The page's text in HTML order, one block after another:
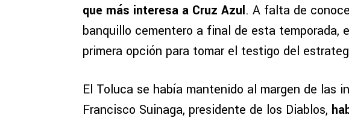
que más interesa a Cruz Azul. A falta de
banquillo cementero a final de esta temporada,
primera opción para tomar el testigo del
El Toluca se había mantenido al margen de las
Francisco Suinaga, presidente de los Diablos,